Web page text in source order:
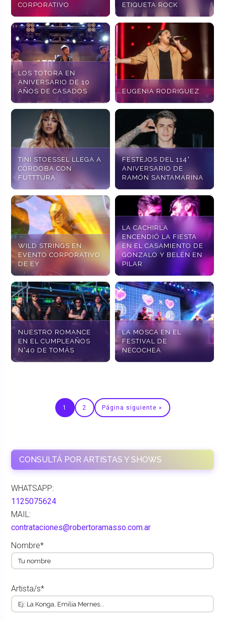
CORPORATIVO
ETIQUETA ROCK
LOS TOTORA EN
ANIVERSARIO DE 10
AÑOS DE CASADOS
EUGENIA RODRIGUEZ
TINI STOESSEL LLEGA A
CÓRDOBA CON
FUTTTURA
FESTEJOS DEL 114°
ANIVERSARIO DE
RAMÓN SANTAMARINA
WILD STRINGS EN
EVENTO CORPORATIVO
DE EY
LA CACHIRLA
ENCENDIÓ LA FIESTA
EN EL CASAMIENTO DE
GONZALO Y BELÉN EN
PILAR
NUESTRO ROMANCE
EN EL CUMPLEAÑOS
N°40 DE TOMÁS
LA MOSCA EN EL
FESTIVAL DE
NECOCHEA
1 2 Página siguiente »
CONSULTÁ POR ARTISTAS Y SHOWS
WHATSAPP:
1125075624
MAIL:
contrataciones@robertoramasso.com.ar
Nombre*
Artista/s*